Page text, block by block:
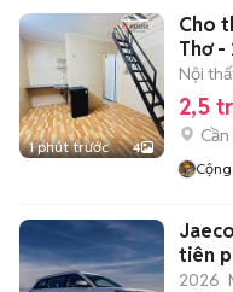
1 phút trước 4
Cho
Thơ -
Nội
2,5
tiên
2026